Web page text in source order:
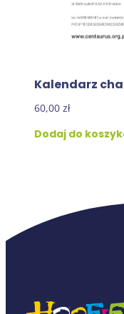
Kalendarz
60,00 zł
Dodaj do